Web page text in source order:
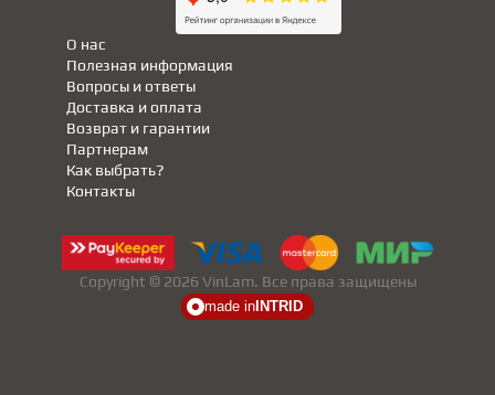
Полезная информация
Партнерам
Вопросы и ответы
Доставка и оплата
Возврат и гарантии
Как выбрать?
О нас
Контакты
Copyright © 2026 VinLam. Все права защищены
made in INTRID